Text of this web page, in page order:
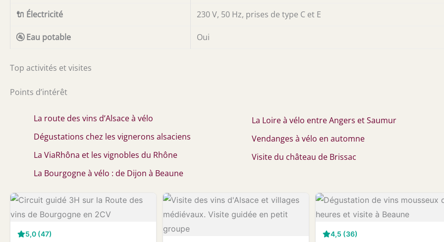
🔌 Électricité 230 V, 50 Hz, prises de type C et E
🚰 Eau potable Oui
Top activités et visites
Points d’intérêt
La route des vins d’Alsace à vélo
Dégustations chez les vignerons alsaciens
La ViaRhôna et les vignobles du Rhône
La Bourgogne à vélo : de Dijon à Beaune
La Loire à vélo entre Angers et Saumur
Vendanges à vélo en automne
Visite du château de Brissac
5,0 (47) 4,5 (36)